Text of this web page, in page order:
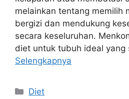
melainkan tentang memilih
bergizi dan mendukung
secara keseluruhan.
diet untuk tubuh ideal
Selengkapnya
Kategori
Diet